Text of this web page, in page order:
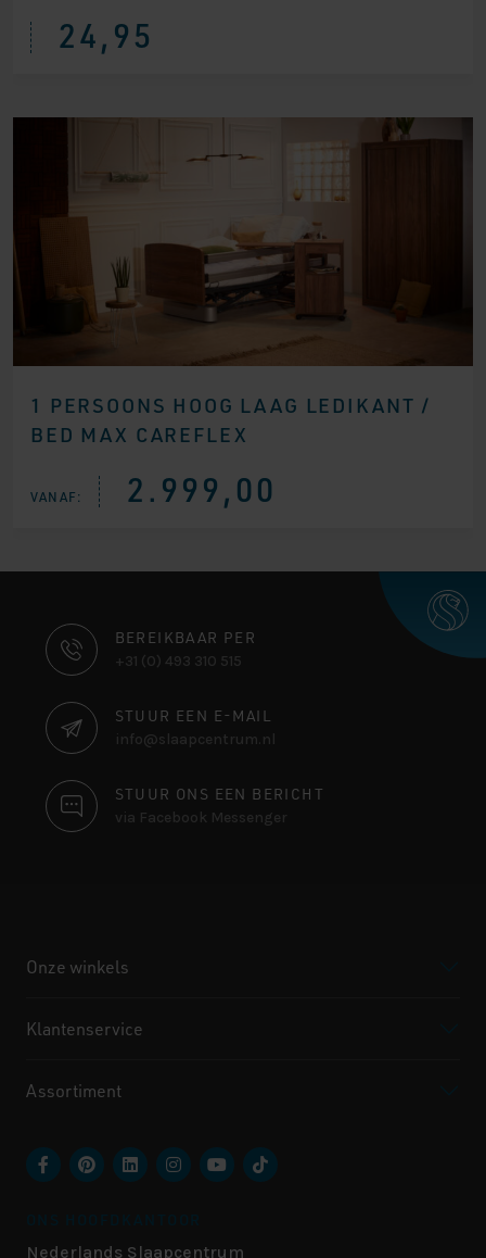
24,95
1 PERSOONS HOOG LAAG LEDIKANT /
BED MAX CAREFLEX
VANAF: 2.999,00
CONTACT
INFORMATIE
BEREIKBAAR PER
+31 (0) 493 310 515
STUUR EEN E-MAIL
info@slaapcentrum.nl
STUUR ONS EEN BERICHT
via Facebook Messenger
Onze winkels
Klantenservice
Assortiment
Nederlands Slaapcentrum